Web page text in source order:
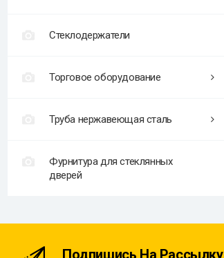
Стеклодержатели
Торговое оборудование
Труба нержавеющая сталь
Фурнитура для стеклянных
дверей
Подпишись На Рассылку